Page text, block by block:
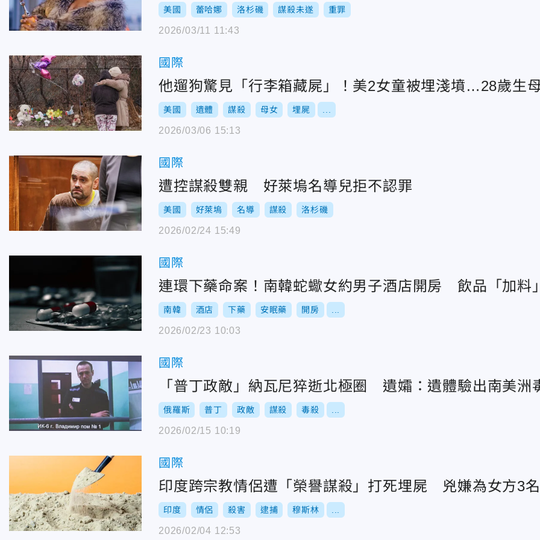
美國 蕾哈娜 洛杉磯 謀殺未遂 重罪
2026/03/11 11:43
國際
他遛狗驚見「行李箱藏屍」！美2女童被埋淺墳…28歲生
美國 遺體 謀殺 母女 埋屍
2026/03/06 15:13
國際
遭控謀殺雙親 好萊塢名導兒拒不認罪
美國 好萊塢 名導 謀殺 洛杉磯
2026/02/24 15:49
國際
連環下藥命案！南韓蛇蠍女約男子酒店開房 飲品「加料
南韓 酒店 下藥 安眠藥 開房
2026/02/23 10:03
國際
「普丁政敵」納瓦尼猝逝北極圈 遺孀：遺體驗出南美洲
俄羅斯 普丁 政敵 謀殺 毒殺
2026/02/15 10:19
國際
印度跨宗教情侶遭「榮譽謀殺」打死埋屍 兇嫌為女方3
印度 情侶 殺害 逮捕 穆斯林
2026/02/04 12:53